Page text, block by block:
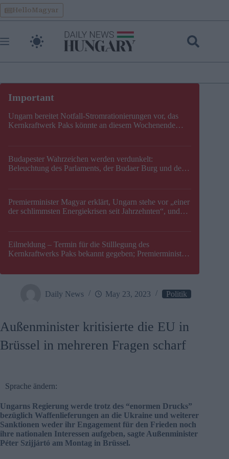
Skip
to
content
HelloMagyar
Ungarn bereitet Notfall-Stromrationierungen vor, das
Kernkraftwerk Paks könnte an diesem Wochenende
Budapester Wahrzeichen werden verdunkelt:
Beleuchtung des Parlaments, der Budaer Burg und der
Premierminister Magyar erklärt, Ungarn stehe vor „einer
der schlimmsten Energiekrisen seit Jahrzehnten“, und
Eilmeldung – Termin für die Stilllegung des
Kernkraftwerks Paks bekannt gegeben; Premierminister
Daily News May 23, 2023 Politik
Außenminister kritisierte die EU in
Brüssel in mehreren Fragen scharf
Sprache ändern:
Ungarns Regierung werde trotz des “enormen Drucks”
bezüglich Waffenlieferungen an die Ukraine und weiterer
Sanktionen weder ihr Engagement für den Frieden noch
ihre nationalen Interessen aufgeben, sagte Außenminister
Péter Szijjártó am Montag in Brüssel.